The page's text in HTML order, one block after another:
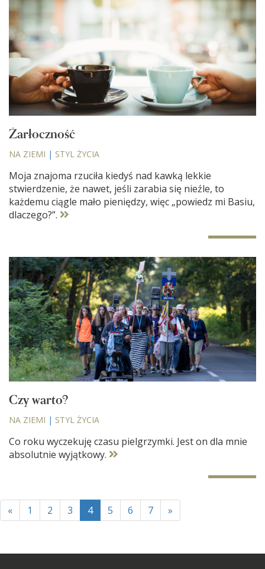
Żarłoczność
NA ZIEMI | STYL ŻYCIA
Moja znajoma rzuciła kiedyś nad kawką lekkie
stwierdzenie, że nawet, jeśli zarabia się nieźle, to
każdemu ciągle mało pieniędzy, więc „powiedz mi Basiu,
dlaczego?”.
Czy warto?
NA ZIEMI | STYL ŻYCIA
Co roku wyczekuję czasu pielgrzymki. Jest on dla mnie
absolutnie wyjątkowy.
« 1 2 3 4 5 6 7 »